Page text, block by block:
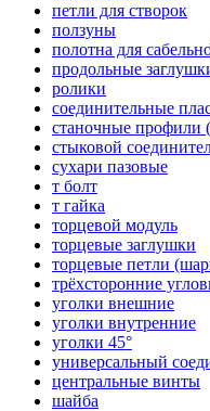
петли для створок
ползуны
полотна для
продольные
ролики
соединительные
станочные профили
стыковой
сухари пазовые
т болт
т гайка
торцевой модуль
торцевые заглушки
торцевые петли
трёхсторонние
уголки внешние
уголки внутренние
уголки 45°
универсальный
центральные винты
шайба